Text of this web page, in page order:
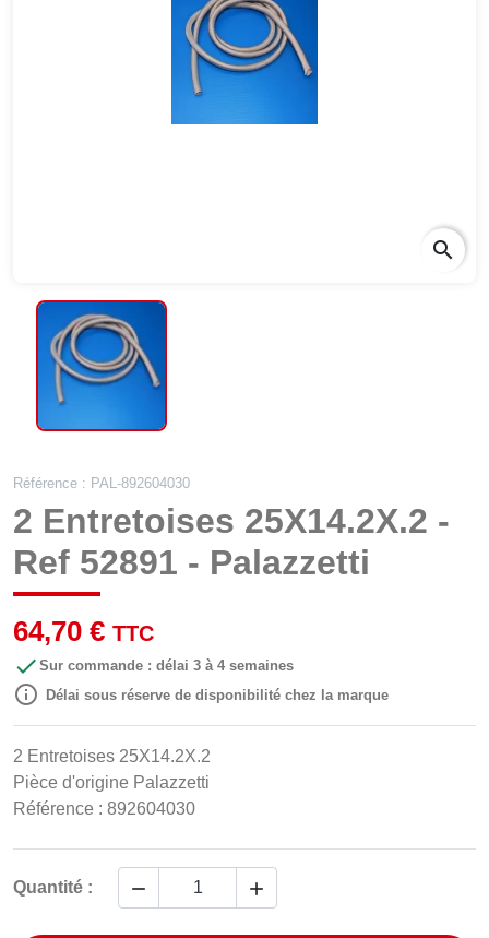
search
Référence : PAL-892604030
2 Entretoises 25X14.2X.2 -
Ref 52891 - Palazzetti
64,70 € TTC
 Sur commande : délai 3 à 4 semaines
 Délai sous réserve de disponibilité chez la marque
2 Entretoises 25X14.2X.2
Pièce d'origine Palazzetti
Référence : 892604030
Quantité :  